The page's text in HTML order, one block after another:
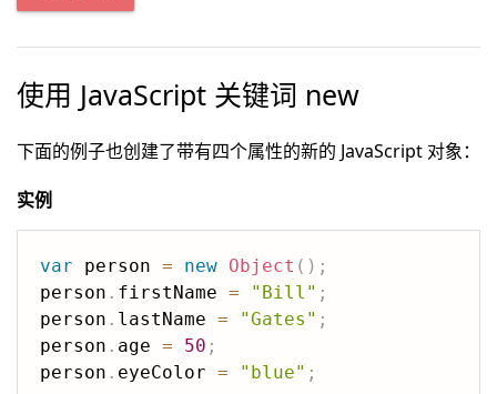
使用 JavaScript 关键词 new
下面的例子也创建了带有四个属性的新的 JavaScript 对象：
实例
var person = new Object ( ) ;
person . firstName = "Bill" ;
person . lastName = "Gates" ;
person . age = 50 ;
person . eyeColor = "blue" ;